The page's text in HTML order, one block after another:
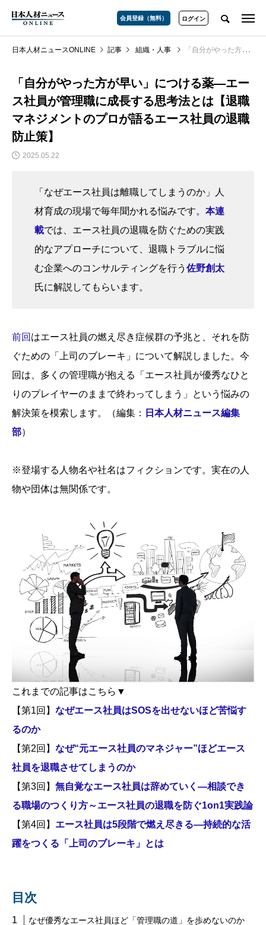
会員登録（無料） ログイン
日本人材ニュースONLINE 記事 組織・人事 「自分がやった方が早い」につける薬―エース社員が管理職に成長する思考法とは【退職マネジメントのプロが語るエース社員の退職防止策】
「自分がやった方が早い」につける薬―エー
ス社員が管理職に成長する思考法とは【退職
マネジメントのプロが語るエース社員の退職
防止策】
2025.05.22
「なぜエース社員は離職してしまうのか」人
材育成の現場で毎年聞かれる悩みです。 本連
載では、エース社員の退職を防ぐための実践
的なアプローチについて、退職トラブルに悩
む企業へのコンサルティングを行う 佐野創太
氏に解説してもらいます。
前回 はエース社員の燃え尽き症候群の予兆と、それを防
ぐための「上司のブレーキ」について解説しました。今
回は、多くの管理職が抱える「エース社員が優秀なひと
りのプレイヤーのままで終わってしまう」という悩みの
解決策を模索します。（編集：
日本人材ニュース編集
部）
※登場する人物名や社名はフィクションです。実在の人
物や団体は無関係です。
これまでの記事はこちら▼
【第1回】 なぜエース社員はSOSを出せないほど苦悩す
るのか
【第2回】 なぜ“元エース社員のマネジャー”ほどエース
社員を退職させてしまうのか
【第3回】 無自覚なエース社員は辞めていく―相談でき
る職場のつくり方～エース社員の退職を防ぐ1on1実践論
【第4回】 エース社員は5段階で燃え尽きる―持続的な活
躍をつくる「上司のブレーキ」とは
目次
なぜ優秀なエース社員ほど「管理職の道」を歩めないのか